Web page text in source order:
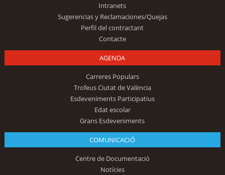
Intranets
Sugerencias y Reclamaciones/Quejas
Perfil del contractant
Contacte
AGENDA
Carreres Populars
Trofeus Ciutat de València
Esdeveniments Participatius
Edat escolar
Grans Esdeveniments
COMUNICACIÓ
Centre de Documentació
Notícies